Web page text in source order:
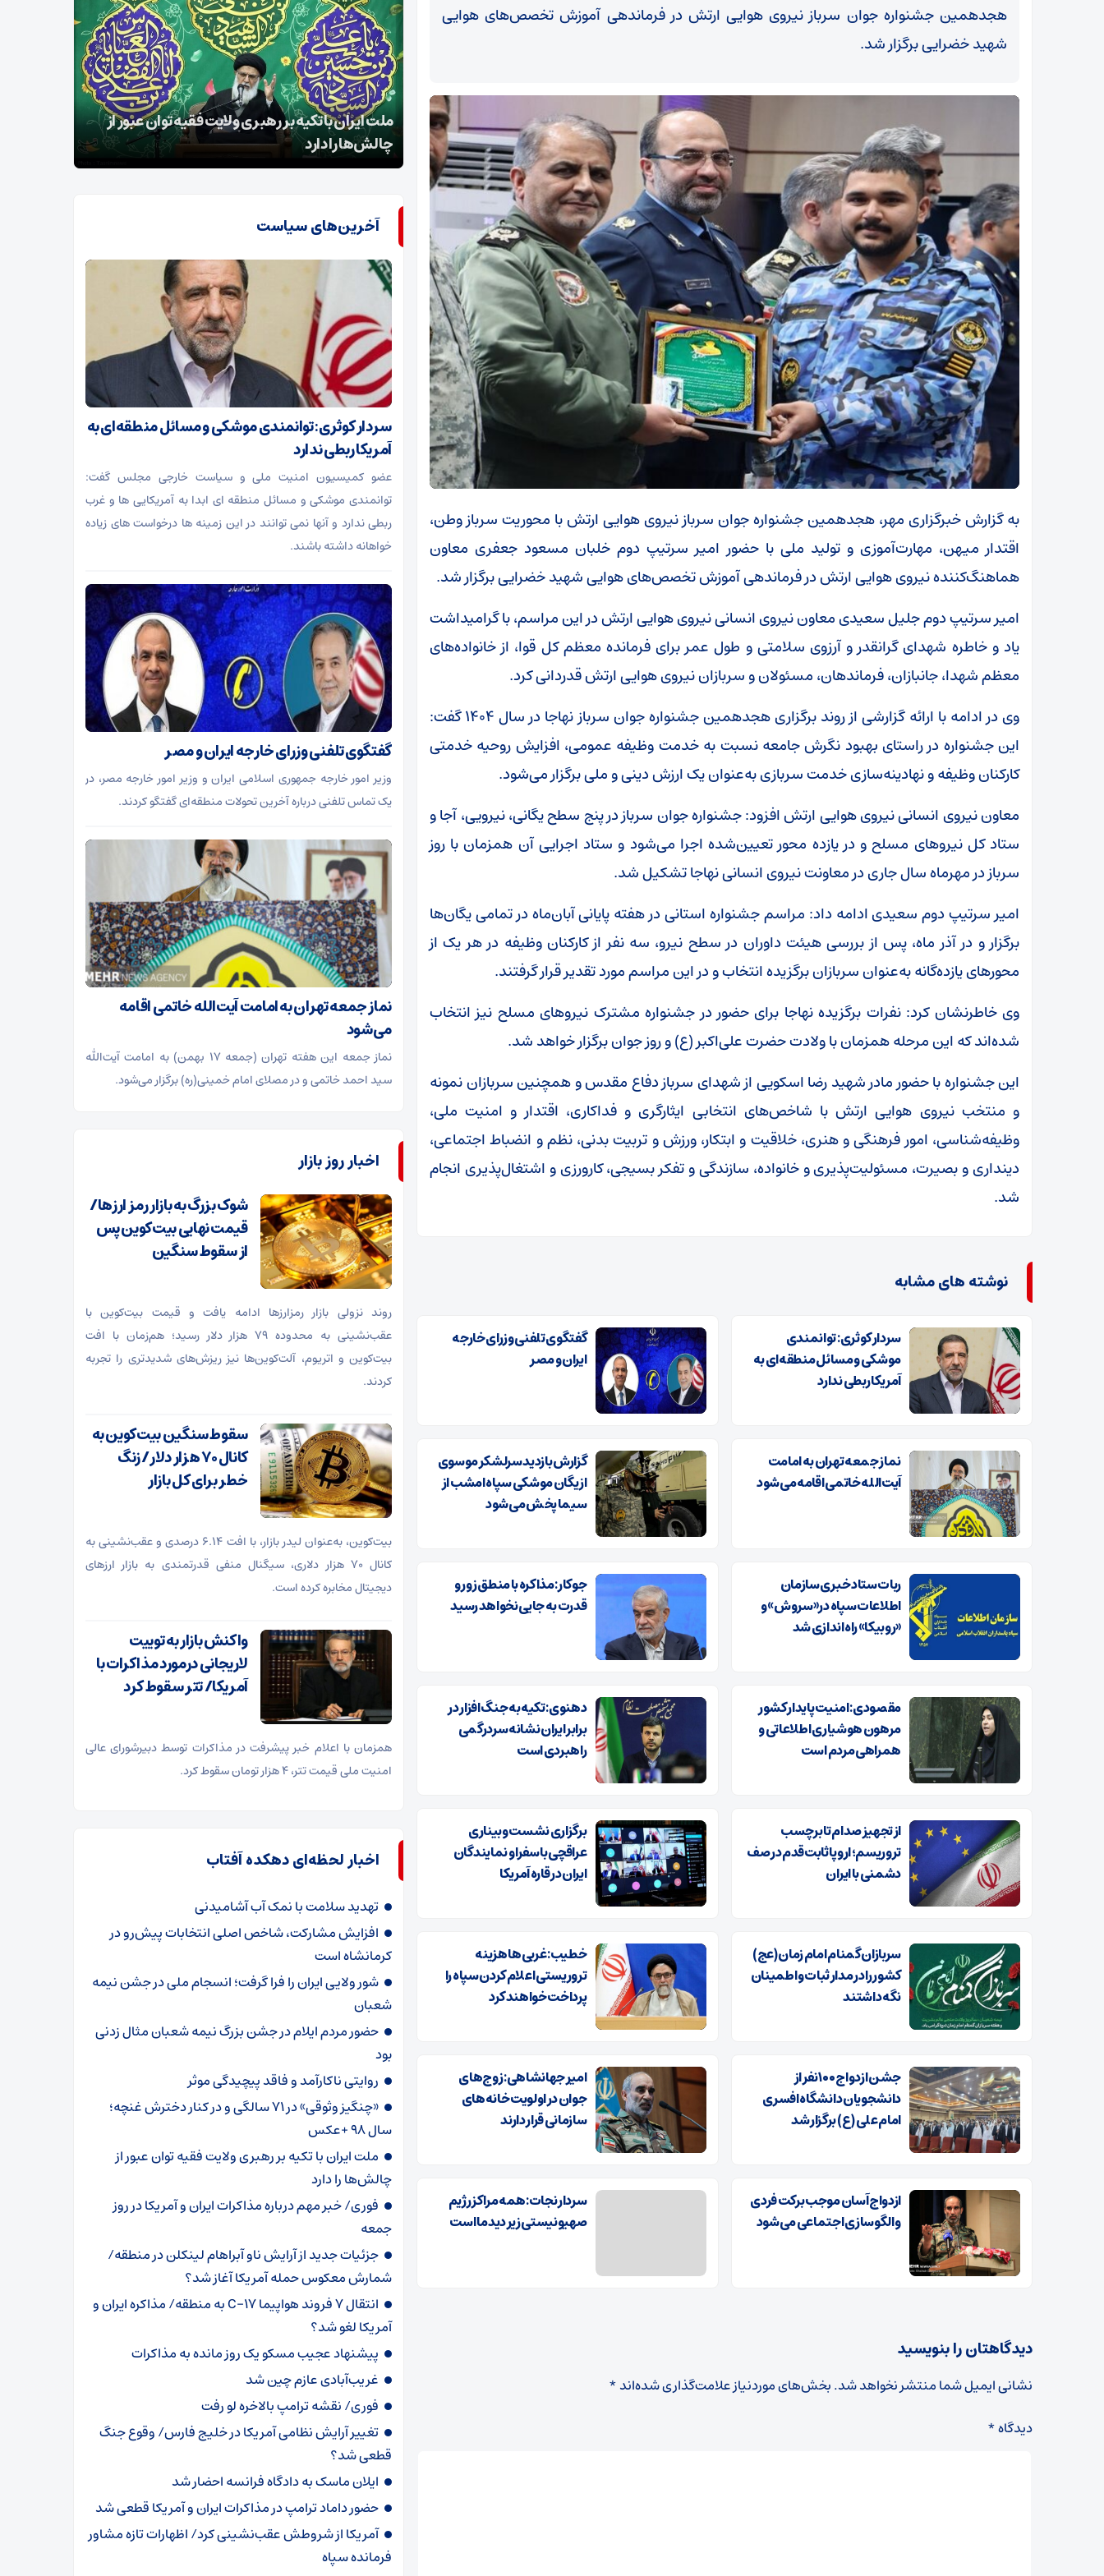
هجدهمین جشنواره جوان سرباز نیروی هوایی ارتش در فرماندهی آموزش تخصص‌های هوایی
شهید خضرایی برگزار شد.
به گزارش خبرگزاری مهر، هجدهمین جشنواره جوان سرباز نیروی هوایی ارتش با محوریت سرباز وطن،
اقتدار میهن، مهارت‌آموزی و تولید ملی با حضور امیر سرتیپ دوم خلبان مسعود جعفری معاون
هماهنگ‌کننده نیروی هوایی ارتش در فرماندهی آموزش تخصص‌های هوایی شهیدخضراییبرگزار شد.
امیر سرتیپ دوم جلیل سعیدی معاون نیروی انسانی نیروی هوایی ارتش در این مراسم، با گرامیداشت
یاد و خاطره شهدای گرانقدر و آرزوی سلامتی و طول عمر برای فرمانده معظم کل قوا، از خانواده‌های
معظم شهدا، جانبازان، فرماندهان، مسئولان و سربازان نیروی هوایی ارتش قدردانی کرد.
وی در ادامه با ارائه گزارشی از روند برگزاری هجدهمین جشنواره جوان سرباز نهاجا در سال ۱۴۰۴ گفت:
این جشنواره در راستای بهبود نگرش جامعه نسبت به خدمت وظیفه عمومی، افزایش روحیه خدمتی
کارکنان وظیفه و نهادینه‌سازی خدمت سربازی به‌عنوان یک ارزش دینی و ملی برگزار می‌شود.
معاون نیروی انسانی نیروی هوایی ارتش افزود: جشنواره جوان سرباز در پنج سطح یگانی، نیرویی،آجاو
ستاد کل نیروهای مسلح و در یازده محور تعیین‌شده اجرا می‌شود و ستاد اجرایی آن همزمان با روز
سرباز در مهرماه سال جاری در معاونت نیروی انسانی نهاجا تشکیل شد.
امیر سرتیپ دوم سعیدی ادامه داد: مراسم جشنواره استانی در هفته پایانی آبان‌ماه در تمامی یگان‌ها
برگزار و در آذر ماه، پس از بررسی هیئت داوران در سطح نیرو، سه نفر از کارکنان وظیفه در هر یک از
محورهای یازده‌گانه به‌عنوان سربازان برگزیده انتخاب و در این مراسم مورد تقدیر قرار گرفتند.
وی خاطرنشان کرد: نفرات برگزیده نهاجا برای حضور در جشنواره مشترک نیروهای مسلح نیز انتخاب
شده‌اند که این مرحله همزمان با ولادت حضرت علی‌اکبر (ع)و روز جوان برگزار خواهد شد.
این جشنواره با حضور مادر شهید رضا اسکویی از شهدای سرباز دفاع مقدس و همچنین سربازان نمونه
و منتخب نیروی هوایی ارتش با شاخص‌های انتخابی ایثارگری و فداکاری، اقتدار و امنیت ملی،
وظیفه‌شناسی، امور فرهنگی و هنری، خلاقیت و ابتکار، ورزش و تربیت بدنی، نظم و انضباط اجتماعی،
دینداری و بصیرت، مسئولیت‌پذیری و خانواده، سازندگی و تفکر بسیجی، کارورزی و اشتغال‌پذیری انجام
شد.
نوشته های مشابه
سردار کوثری: توانمندی
موشکی و مسائل منطقه‌ای به
آمریکا ربطی ندارد
گفتگوی تلفنی وزرای خارجه
ایران و مصر
نماز جمعه تهران به امامت
آیت‌الله خاتمی اقامه می‌شود
گزارش بازدید سرلشکر موسوی
از یگان موشکی سپاه امشب از
سیما پخش می‌شود
ربات ستاد خبری سازمان
اطلاعات سپاه در«سروش» و
«روبیکا» راه‌اندازی شد
جوکار: مذاکره با منطق زور و
قدرت به جایی نخواهد رسید
مقصودی: امنیت پایدار کشور
مرهون هوشیاری اطلاعاتی و
همراهی مردم است
دهنوی: تکیه به جنگ افزار در
برابر ایران نشانه سردرگمی
راهبردی است
از تجهیز صدام تا برچسب
تروریسم؛ اروپا ثابت‌قدم در صف
دشمنی با ایران
برگزاری نشست وبیناری
عراقچی با سفرا و نمایندگان
ایران در قاره آمریکا
سربازان گمنام امام زمان (عج)
کشور را در مدار ثبات و اطمینان
نگه داشتند
خطیب: غربی‌ها هزینه‌
تروریستی اعلام کردن سپاه را
پرداخت خواهند کرد
جشن ازدواج ۱۰۰ نفر از
دانشجویان دانشگاه افسری
امام علی (ع) برگزار شد
امیر جهانشاهی: زوج‌های
جوان در اولویت خانه‌های
سازمانی قرار دارند
ازدواج آسان موجب برکت فردی
و الگوسازی اجتماعی می‌شود
سردار نجات:همه مراکز رژیم
صهیونیستی زیر دید ما است
دیدگاهتان را بنویسید
نشانی ایمیل شما منتشر نخواهد شد.بخش‌های موردنیاز علامت‌گذاری شده‌اند*
دیدگاه*
زلزله 4.5 ریشتری حوالی سیس آذربایجان‌شرقی را
ملت ایران با تکیه بر رهبری ولایت فقیه توان عبور از
چالش‌ها را دارد
نیمه شعبان نماد امتداد امامت و مسئولیت‌آفرینی در
تاریخ اسلام است
آخرین‌های سیاست
سردار کوثری: توانمندی موشکی و مسائل منطقه‌ای به
آمریکا ربطی ندارد
عضو کمیسیون امنیت ملی و سیاست خارجی مجلس گفت:
توانمندی موشکی و مسائل منطقه ای ابدا به آمریکایی ها و غرب
ربطی ندارد و آنها نمی توانند در این زمینه ها درخواست های زیاده
خواهانه داشته باشند.
گفتگوی تلفنی وزرای خارجه ایران و مصر
وزیر امور خارجه جمهوری اسلامی ایران و وزیر امور خارجه مصر، در
یک تماس تلفنی درباره آخرین تحولات منطقه‌ای گفتگو کردند.
نماز جمعه تهران به امامت آیت‌الله خاتمی اقامه
می‌شود
نماز جمعه این هفته تهران (جمعه ۱۷ بهمن) به امامت آیت‌الله
سید احمد خاتمی و در مصلای امام خمینی(ره) برگزار می‌شود.
اخبار روز بازار
شوک بزرگ به بازار رمز ارزها/
قیمت نهایی بیت‌کوین پس
از سقوط سنگین
روند نزولی بازار رمزارز‌ها ادامه یافت و قیمت بیت‌کوین با
عقب‌نشینی به محدوده ۷۹ هزار دلار رسید؛ هم‌زمان با افت
بیت‌کوین و اتریوم، آلت‌کوین‌ها نیز ریزش‌های شدیدتری را تجربه
کردند.
سقوط سنگین بیت‌کوین به
کانال ۷۰ هزار دلار/ زنگ
خطر برای کل بازار
بیت‌کوین، به‌عنوان لیدر بازار، با افت ۶.۱۴ درصدی و عقب‌نشینی به
کانال ۷۰ هزار دلاری، سیگنال منفی قدرتمندی به بازار ارز‌های
دیجیتال مخابره کرده است.
واکنش بازار به توییت
لاریجانی درمورد مذاکرات با
آمریکا/ تتر سقوط کرد
همزمان با اعلام خبر پیشرفت در مذاکرات توسط دبیرشورای عالی
امنیت ملی قیمت تتر، ۴ هزار تومان سقوط کرد.
اخبار لحظه‌ای دهکده آفتاب
تهدید سلامت با نمک آب آشامیدنی
افزایش مشارکت، شاخص اصلی انتخابات پیش‌رو در
کرمانشاه است
شور ولایی ایران را فرا گرفت؛ انسجام ملی در جشن نیمه
شعبان
حضور مردم ایلام در جشن بزرگ نیمه شعبان مثال زدنی
بود
روایتی ناکارآمد و فاقد پیچیدگی موثر
«چنگیز وثوقی» در 71 سالگی و در کنار دخترش غنچه؛
سال 98 +عکس
ملت ایران با تکیه بر رهبری ولایت فقیه توان عبور از
چالش‌ها را دارد
فوری/ خبر مهم درباره مذاکرات ایران و آمریکا در روز
جمعه
جزئیات جدید از آرایش ناو آبراهام لینکلن در منطقه/
شمارش معکوس حمله آمریکا آغاز شد؟
انتقال ۷ فروند هواپیما C-۱۷ به منطقه/ مذاکره ایران و
آمریکا لغو شد؟
پیشنهاد عجیب مسکو یک روز مانده به مذاکرات
غریب‌آبادی عازم چین شد
فوری/ نقشه ترامپ بالاخره لو رفت
تغییر آرایش نظامی آمریکا در خلیج فارس/ وقوع جنگ
قطعی شد؟
ایلان ماسک به دادگاه فرانسه احضار شد
حضور داماد ترامپ در مذاکرات ایران و آمریکا قطعی شد
آمریکا از شروطش عقب‌نشینی کرد/ اظهارات تازه مشاور
فرمانده سپاه